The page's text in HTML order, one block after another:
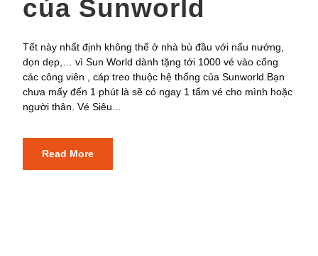
của Sunworld
Tết này nhất định không thể ở nhà bù đầu với nấu nướng,
dọn dẹp,… vì Sun World dành tặng tới 1000 vé vào cổng
các công viên , cáp treo thuộc hệ thống của Sunworld.Bạn
chưa mấy đến 1 phút là sẽ có ngay 1 tấm vé cho mình hoặc
người thân. Vé Siêu...
Read More